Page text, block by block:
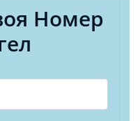
Номер